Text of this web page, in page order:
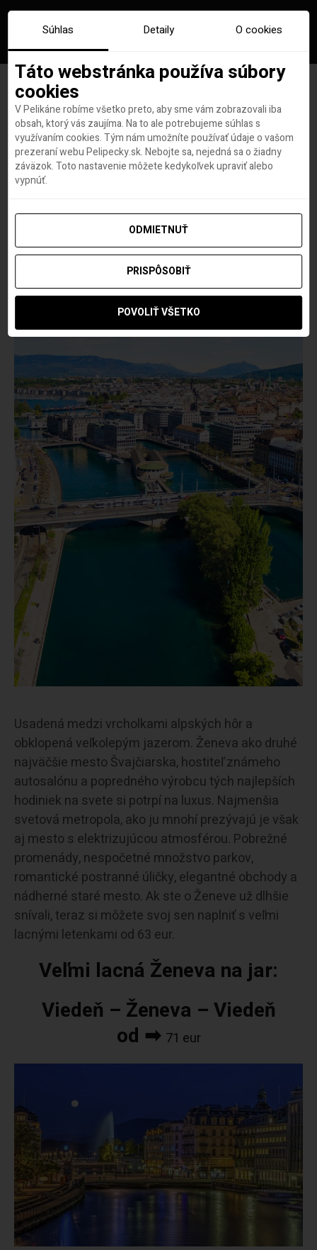
Ženeva z Viedne od krásnych
71 eur!
Roland Regely 11. MÁJA 2017
Usadená medzi vrcholkami alpských hôr a
obklopená veľkolepým jazerom. Ženeva ako druhé
najväčšie mesto Švajčiarska, hostiteľ známeho
autosalónu a popredného výrobcu tých najlepších
hodiniek na svete si potrpí na luxus. Najmenšia
svetová metropola, ako ju mnohí prezývajú je však
aj mesto s elektrizujúcou atmosférou. Pobrežné
promenády, nespočetné množstvo parkov,
romantické postranné úličky, elegantné obchody a
nádherné staré mesto. Ak ste o Ženeve už dlhšie
snívali, teraz si môžete svoj sen naplniť s veľmi
lacnými letenkami od 63 eur.
Veľmi lacná Ženeva na jar:
Viedeň – Ženeva – Viedeň
od ➡ 71 eur
Súhlas Detaily O cookies
Táto webstránka používa súbory
cookies
V Pelikáne robíme všetko preto, aby sme vám zobrazovali iba
obsah, ktorý vás zaujíma. Na to ale potrebujeme súhlas s
využívaním cookies. Tým nám umožníte používať údaje o vašom
prezeraní webu Pelipecky.sk. Nebojte sa, nejedná sa o žiadny
záväzok. Toto nastavenie môžete kedykoľvek upraviť alebo
vypnúť.
ODMIETNUŤ
PRISPÔSOBIŤ
POVOLIŤ VŠETKO